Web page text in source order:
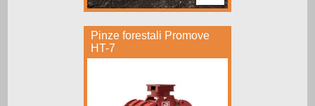
Pinze forestali Promove
HT-7